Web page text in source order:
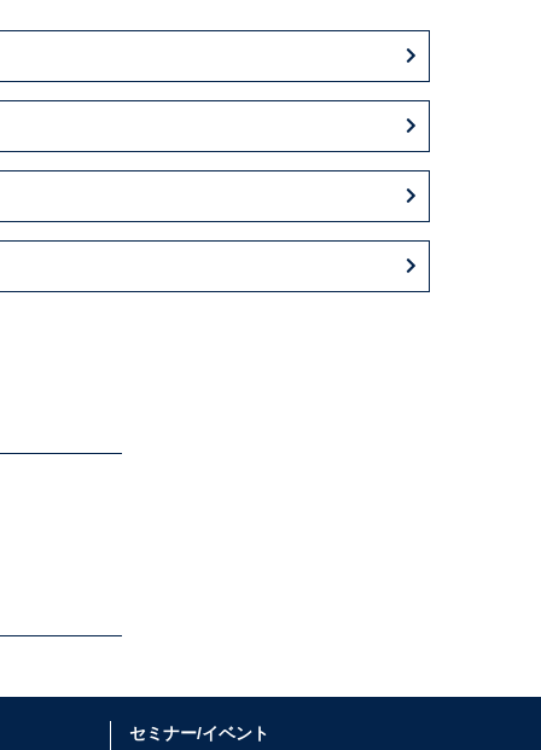
セミナー/イベント